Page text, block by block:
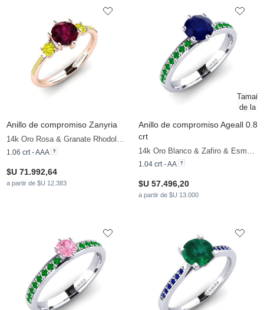
Anillo de compromiso Zanyria
14k Oro Rosa & Granate Rhodolite & Diamante Amarillo & Zafiro amarillo
1.06 crt - AAA
$U 71.992,64
a partir de $U 12.383
Anillo de compromiso Ageall 0.8
crt
14k Oro Blanco & Zafiro & Esmeralda
1.04 crt - AA
$U 57.496,20
a partir de $U 13.000